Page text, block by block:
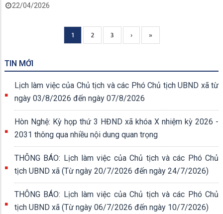
22/04/2026
Current
page
1 Page
2 Page
3
Next
page
›
Trang
cuối
»
TIN MỚI
Lịch làm việc của Chủ tịch và các Phó Chủ tịch UBND xã từ
ngày 03/8/2026 đến ngày 07/8/2026
Hòn Nghệ: Kỳ họp thứ 3 HĐND xã khóa X nhiệm kỳ 2026 -
2031 thông qua nhiều nội dung quan trọng
THÔNG BÁO: Lịch làm việc của Chủ tịch và các Phó Chủ
tịch UBND xã (Từ ngày 20/7/2026 đến ngày 24/7/2026)
THÔNG BÁO: Lịch làm việc của Chủ tịch và các Phó Chủ
tịch UBND xã (Từ ngày 06/7/2026 đến ngày 10/7/2026)